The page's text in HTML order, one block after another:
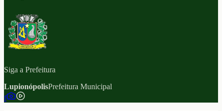
Siga a Prefeitura
LupionópolisPrefeitura Municipal
f